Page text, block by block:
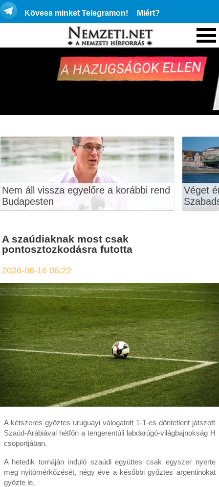
Kövess minket Telegramon! Miért?
Nem áll vissza egyelőre a korábbi rend
Budapesten
Véget
A szaúdiaknak most csak
pontosztozkodásra futotta
2026-06-16 06:22
A kétszeres győztes uruguayi válogatott 1-1-es döntetlent játszott
Szaúd-Arábiával hétfőn a tengerentúli labdarúgó-világbajnokság H
csoportjában.
A hetedik tornáján induló szaúdi együttes csak egyszer nyerte
meg nyitómérkőzését, négy éve a későbbi győztes argentinokat
győzte le.